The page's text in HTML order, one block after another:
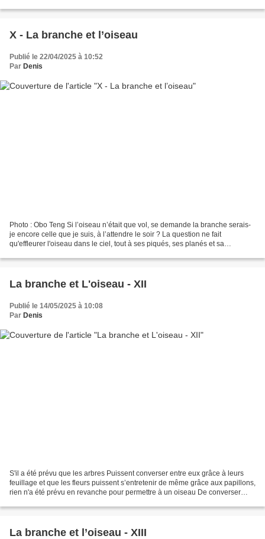
X - La branche et l’oiseau
Publié le 22/04/2025 à 10:52
Par Denis
Photo : Obo Teng Si l’oiseau n’était que vol, se demande la branche serais-
je encore celle que je suis, à l’attendre le soir ? La question ne fait
qu'effleurer l'oiseau dans le ciel, tout à ses piqués, ses planés et sa
La branche et L'oiseau - XII
Publié le 14/05/2025 à 10:08
Par Denis
S'il a été prévu que les arbres Puissent converser entre eux grâce à leurs
feuillage et que les fleurs puissent s’entretenir de même grâce aux papillons,
rien n'a été prévu en revanche pour permettre à un oiseau De converser
La branche et l’oiseau - XIII